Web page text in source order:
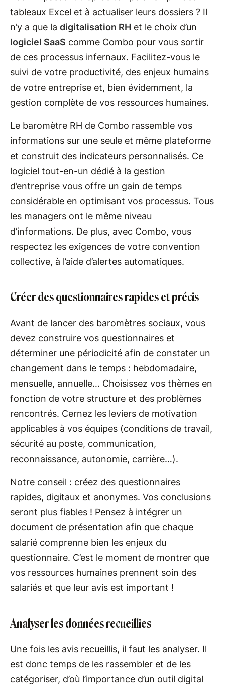
tableaux Excel et à actualiser leurs dossiers ? Il
n’y a que la digitalisation RH et le choix d’un
logiciel SaaS comme Combo pour vous sortir
de ces processus infernaux. Facilitez-vous le
suivi de votre productivité, des enjeux humains
de votre entreprise et, bien évidemment, la
gestion complète de vos ressources humaines.
Le baromètre RH de Combo rassemble vos
informations sur une seule et même plateforme
et construit des indicateurs personnalisés. Ce
logiciel tout-en-un dédié à la gestion
d’entreprise vous offre un gain de temps
considérable en optimisant vos processus. Tous
les managers ont le même niveau
d’informations. De plus, avec Combo, vous
respectez les exigences de votre convention
collective, à l’aide d’alertes automatiques.
Créer des questionnaires rapides et précis
Avant de lancer des baromètres sociaux, vous
devez construire vos questionnaires et
déterminer une périodicité afin de constater un
changement dans le temps : hebdomadaire,
mensuelle, annuelle… Choisissez vos thèmes en
fonction de votre structure et des problèmes
rencontrés. Cernez les leviers de motivation
applicables à vos équipes (conditions de travail,
sécurité au poste, communication,
reconnaissance, autonomie, carrière…).
Notre conseil : créez des questionnaires
rapides, digitaux et anonymes. Vos conclusions
seront plus fiables ! Pensez à intégrer un
document de présentation afin que chaque
salarié comprenne bien les enjeux du
questionnaire. C’est le moment de montrer que
vos ressources humaines prennent soin des
salariés et que leur avis est important !
Analyser les données recueillies
Une fois les avis recueillis, il faut les analyser. Il
est donc temps de les rassembler et de les
catégoriser, d’où l’importance d’un outil digital